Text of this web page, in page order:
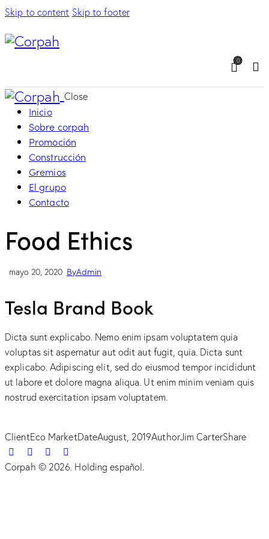
Skip to content Skip to footer
0
Close
Inicio
Sobre corpah
Promoción
Construcción
Gremios
El grupo
Contacto
Food Ethics
mayo 20, 2020 ByAdmin
Tesla Brand Book
Dicta sunt explicabo. Nemo enim ipsam voluptatem quia
voluptas sit aspernatur aut odit aut fugit, quia. Dicta sunt
explicabo. Adipiscing elit, sed do eiusmod tempor incididunt
ut labore et dolore magna aliqua. Ut enim minim veniam quis
nostrud exercitation ipsam voluptatem.
ClientEco MarketDateAugust, 2019AuthorJim CarterShare
Twitter-
new
FacebookShare-
email
Copy
URL
Corpah © 2026. Holding español.